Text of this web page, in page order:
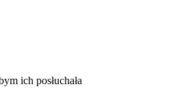
ich posłuchała